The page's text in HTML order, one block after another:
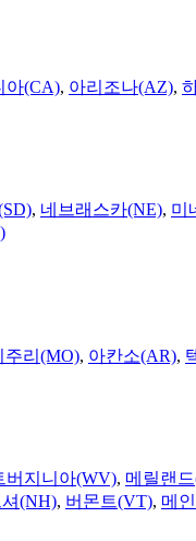
아(CA), 아리조나(AZ),
, 네브래스카(NE), 미
주리(MO), 아칸소(AR),
버지니아(WV), 메릴랜
(NH), 버몬트(VT), 메